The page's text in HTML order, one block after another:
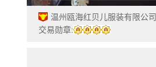
温州瓯海红贝儿服装有限公司
交易勋章: